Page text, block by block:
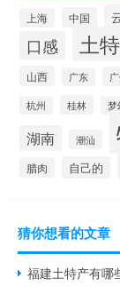
上海 中国
口感 土
山西 广东
杭州 桂林 梦
湖南 潮汕
腊肉 自己的
猜你想看的文章
福建土特产有哪